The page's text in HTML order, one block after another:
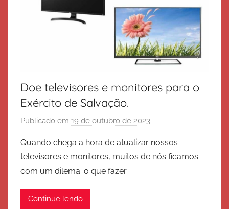
Doe televisores e monitores para o
Exército de Salvação.
Publicado em 19 de outubro de 2023
r
E
Quando chega a hora de atualizar nossos
televisores e monitores, muitos de nós ficamos
com um dilema: o que fazer
Continue lendo